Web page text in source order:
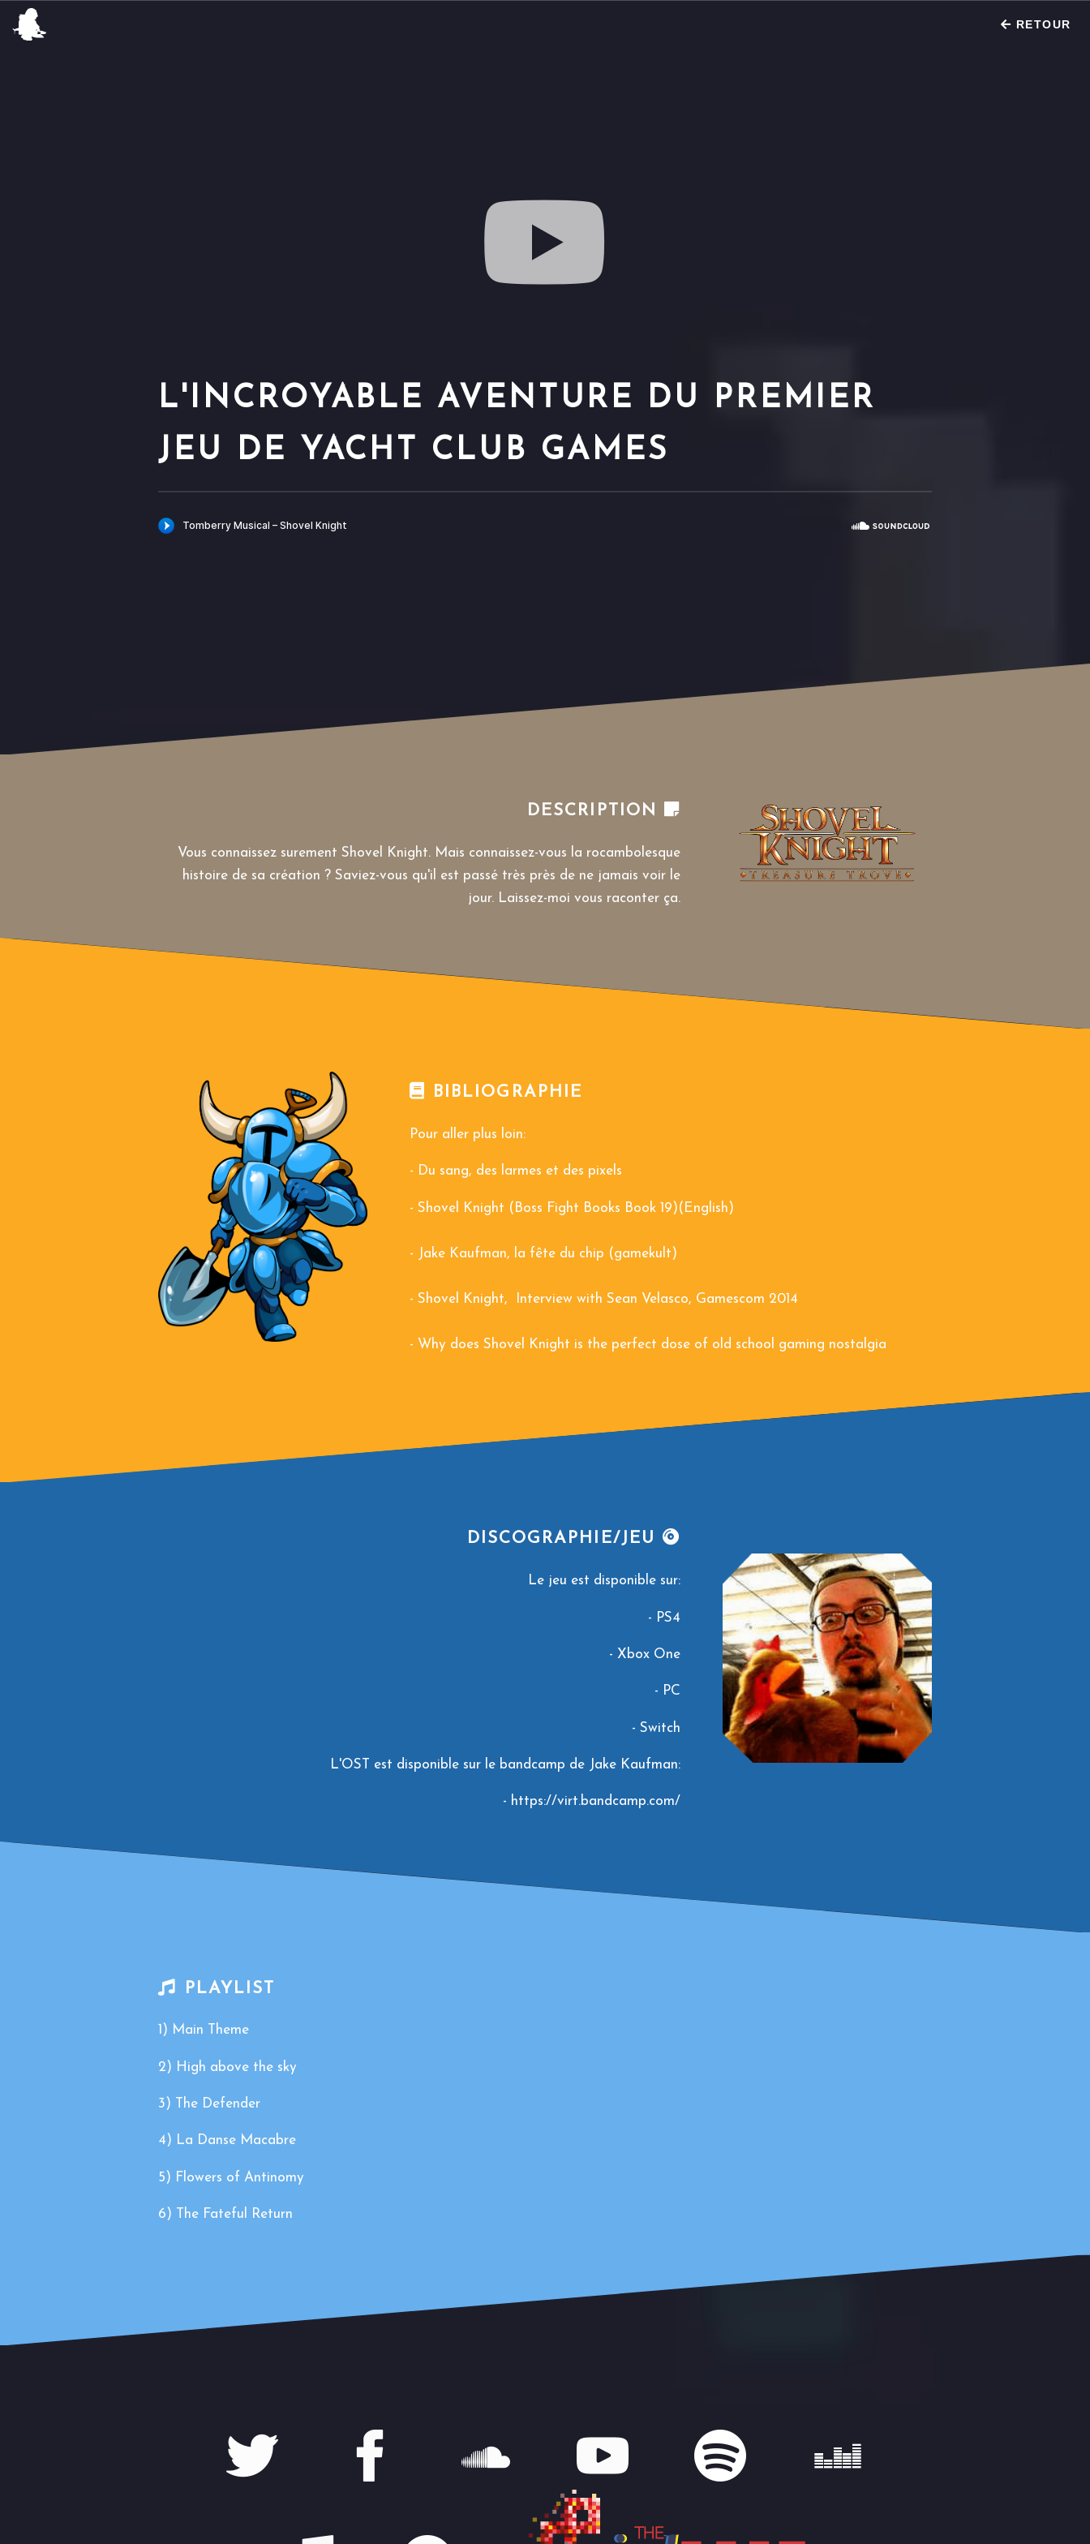
RETOUR
L'INCROYABLE AVENTURE DU PREMIER
JEU DE YACHT CLUB GAMES
DESCRIPTION
Vous connaissez surement Shovel Knight. Mais connaissez-vous la rocambolesque
histoire de sa création ? Saviez-vous qu'il est passé très près de ne jamais voir le
jour. Laissez-moi vous raconter ça.
BIBLIOGRAPHIE
Pour aller plus loin:
- Du sang, des larmes et des pixels
- Shovel Knight (Boss Fight Books Book 19)(English)
- Jake Kaufman, la fête du chip (gamekult)
- Shovel Knight, Interview with Sean Velasco, Gamescom 2014
- Why does Shovel Knight is the perfect dose of old school gaming nostalgia
DISCOGRAPHIE/JEU
Le jeu est disponible sur:
- PS4
-Xbox One
- PC
-Switch
L'OST est disponible sur le bandcamp de Jake Kaufman:
- https://virt.bandcamp.com/
PLAYLIST
1) Main Theme
2) High above the sky
3) The Defender
4) La Danse Macabre
5) Flowers of Antinomy
6) The Fateful Return